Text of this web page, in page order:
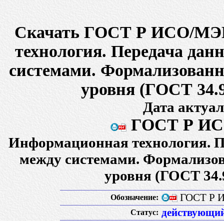
Скачать ГОСТ Р ИСО/
технология. Передача
системами.
уровня (ГОСТ
Дата
ГОСТ Р
Информационная технология.
между системами.
уровня (ГОСТ
Обозначение: ГОСТ Р
Статус: